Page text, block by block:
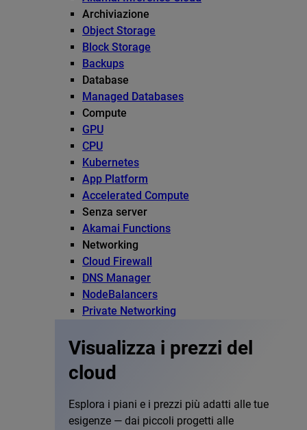
Archiviazione
Object Storage
Block Storage
Backups
Database
Managed Databases
Compute
GPU
CPU
Kubernetes
App Platform
Accelerated Compute
Senza server
Akamai Functions
Networking
Cloud Firewall
DNS Manager
NodeBalancers
Private Networking
Visualizza i prezzi del
cloud
Esplora i piani e i prezzi più adatti alle tue
esigenze — dai piccoli progetti alle